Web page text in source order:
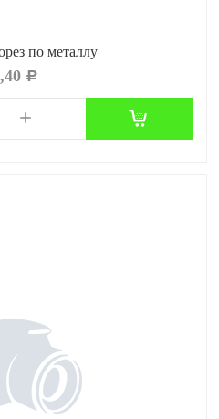
по металлу
Р